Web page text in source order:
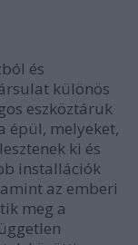
és
különös
eszköztáruk
épül, melyeket,
ki és
installációk
az emberi
meg a